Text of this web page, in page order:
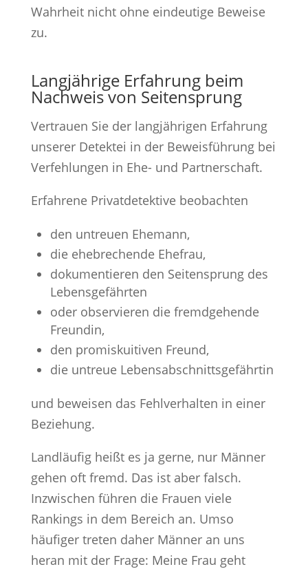
Wahrheit nicht ohne eindeutige Beweise
zu.
Langjährige Erfahrung beim
Nachweis von Seitensprung
Vertrauen Sie der langjährigen Erfahrung
unserer Detektei in der Beweisführung bei
Verfehlungen in Ehe- und Partnerschaft.
Erfahrene Privatdetektive beobachten
den untreuen Ehemann,
die ehebrechende Ehefrau,
dokumentieren den Seitensprung des
Lebensgefährten
oder observieren die fremdgehende
Freundin,
den promiskuitiven Freund,
die untreue Lebensabschnittsgefährtin
und beweisen das Fehlverhalten in einer
Beziehung.
Landläufig heißt es ja gerne, nur Männer
gehen oft fremd. Das ist aber falsch.
Inzwischen führen die Frauen viele
Rankings in dem Bereich an. Umso
häufiger treten daher Männer an uns
heran mit der Frage: Meine Frau geht